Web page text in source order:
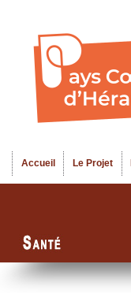
Menu principal
Accueil Le Projet